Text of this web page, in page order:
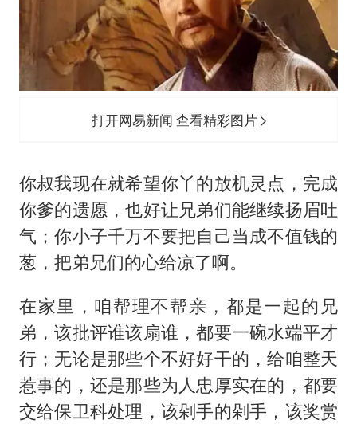
打开网易新闻 查看精彩图片
你叔我现在就希望你丫的放机灵点，完成
你爹的遗愿，也好让兄弟们能继续扬眉吐
气；你小子千万不要把自己当成不值钱的
葱，把弟兄们的心给凉了啊。
在家里，咱帮理不帮亲，都是一起的兄
弟，该批评谁该扇谁，都要一碗水端平才
行；无论是那些个不好好干的，给咱整天
惹事的，还是那些为人忠厚实在的，都要
交给保卫科处理，该剁手的剁手，该奖赏